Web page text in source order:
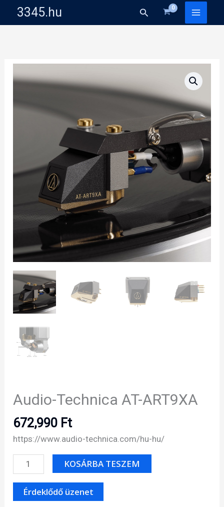
3345.hu Search
Audio-Technica AT-ART9XA
672,990 Ft
https://www.audio-technica.com/hu-hu/
Audio-
Technica
AT-
ART9XA
KOSÁRBA TESZEM